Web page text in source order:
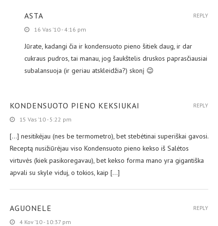
ASTA
16 Vas ’10 - 4:16 pm
Jūrate, kadangi čia ir kondensuoto pieno šitiek daug, ir dar
cukraus pudros, tai manau, jog šaukštelis druskos paprasčiausiai
subalansuoja (ir geriau atskleidžia?) skonį 😉
REPLY
KONDENSUOTO PIENO KEKSIUKAI
15 Vas ’10 - 5:22 pm
[…] nesitikėjau (nes be termometro), bet stebėtinai superiškai gavosi.
Receptą nusižiūrėjau viso Kondensuoto pieno kekso iš Salėtos
virtuvės (kiek pasikoregavau), bet kekso forma mano yra gigantiška
apvali su skyle viduj, o tokios, kaip […]
REPLY
AGUONELE
4 Kov ’10 - 10:37 pm
REPLY